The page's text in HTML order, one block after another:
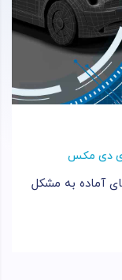
دی مکس
آماده به مشکل